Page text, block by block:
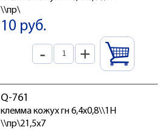
\\пр\
10 руб.
- +
Q-761
клемма кожух гн 6,4x0,8\\1H
\\пр\21,5x7